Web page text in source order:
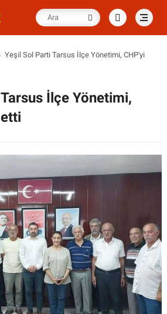
Yeşil Sol Parti Tarsus İlçe Yönetimi, CHP'yi
İlçe Yönetimi,